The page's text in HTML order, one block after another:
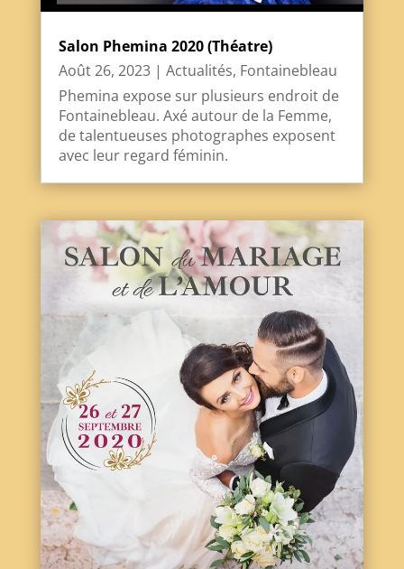
Salon Phemina 2020 (Théatre)
Août 26, 2023| Actualités, Fontainebleau
Phemina expose sur plusieurs endroit de
Fontainebleau. Axé autour de la Femme,
de talentueuses photographes exposent
avec leur regard féminin.